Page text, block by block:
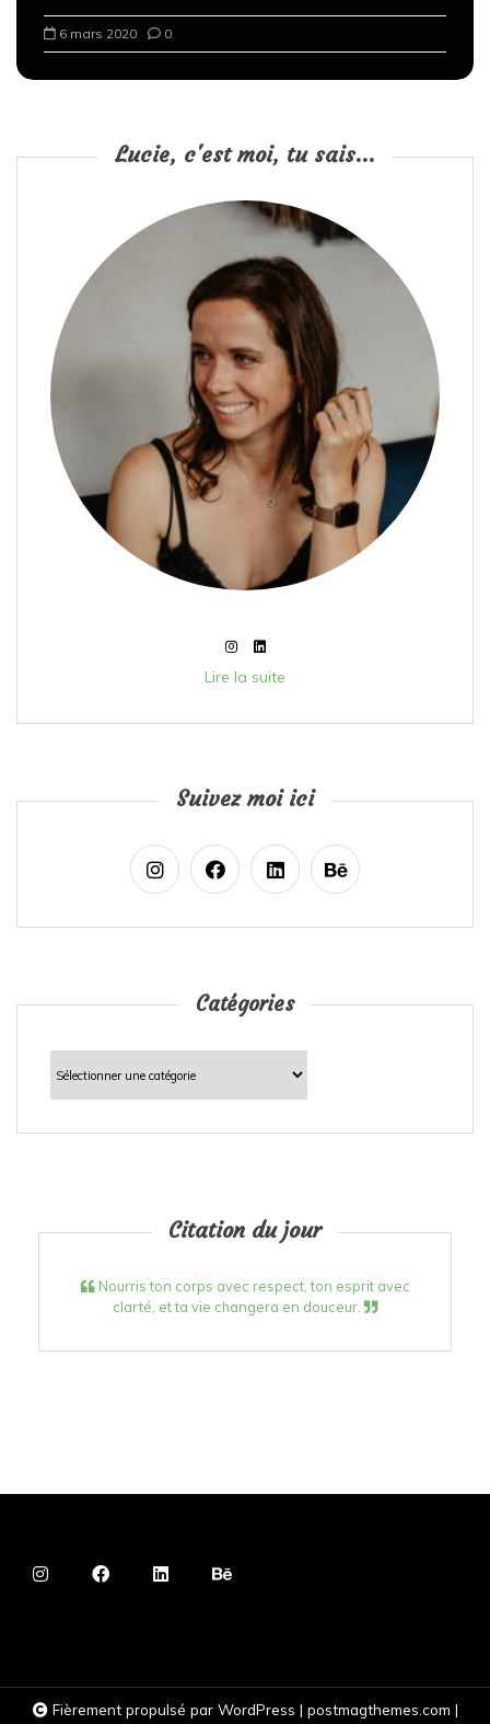
6 mars 2020 0
Lucie, c'est moi, tu sais...
Lire la suite
Suivez moi ici
Catégories
Catégories
Citation du jour
Nourris ton corps avec respect, ton esprit avec
clarté, et ta vie changera en douceur.
Fièrement propulsé par WordPress | postmagthemes.com |